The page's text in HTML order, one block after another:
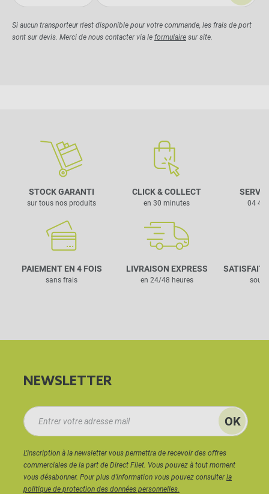
Si aucun transporteur n'est disponible pour votre commande, les frais de port
sont sur devis. Merci de nous contacter via le formulaire sur site.
STOCK GARANTI
sur tous nos produits
CLICK & COLLECT
en 30 minutes
PAIEMENT EN 4 FOIS
sans frais
LIVRAISON EXPRESS
en 24/48 heures
04 42
SATISFAIT
sous
NEWSLETTER
L'inscription à la newsletter vous permettra de recevoir des offres
commerciales de la part de Direct Filet. Vous pouvez à tout moment
vous désabonner. Pour plus d'information vous pouvez consulterla
politique de protection des données personnelles.